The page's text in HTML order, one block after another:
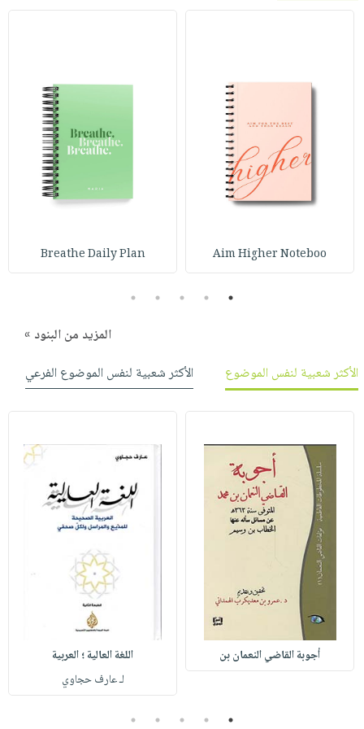
Aim Higher Noteboo
Breathe Daily Plan
1
2
3
4
5
المزيد من البنود »
الأكثر شعبية لنفس الموضوع
الأكثر شعبية لنفس الموضوع الفرعي
أجوبة القاضي النعمان بن
اللغة العالية ؛ العربية
لـ عارف حجاوي
1
2
3
4
5